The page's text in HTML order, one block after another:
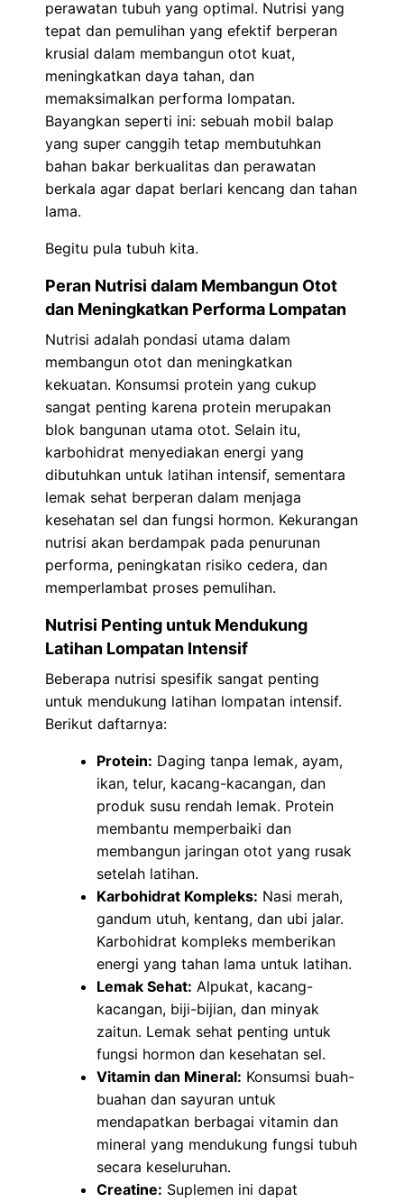
perawatan tubuh yang optimal. Nutrisi yang
tepat dan pemulihan yang efektif berperan
krusial dalam membangun otot kuat,
meningkatkan daya tahan, dan
memaksimalkan performa lompatan.
Bayangkan seperti ini: sebuah mobil balap
yang super canggih tetap membutuhkan
bahan bakar berkualitas dan perawatan
berkala agar dapat berlari kencang dan tahan
lama.
Begitu pula tubuh kita.
Peran Nutrisi dalam Membangun Otot
dan Meningkatkan Performa Lompatan
Nutrisi adalah pondasi utama dalam
membangun otot dan meningkatkan
kekuatan. Konsumsi protein yang cukup
sangat penting karena protein merupakan
blok bangunan utama otot. Selain itu,
karbohidrat menyediakan energi yang
dibutuhkan untuk latihan intensif, sementara
lemak sehat berperan dalam menjaga
kesehatan sel dan fungsi hormon. Kekurangan
nutrisi akan berdampak pada penurunan
performa, peningkatan risiko cedera, dan
memperlambat proses pemulihan.
Nutrisi Penting untuk Mendukung
Latihan Lompatan Intensif
Beberapa nutrisi spesifik sangat penting
untuk mendukung latihan lompatan intensif.
Berikut daftarnya:
Protein: Daging tanpa lemak, ayam,
ikan, telur, kacang-kacangan, dan
produk susu rendah lemak. Protein
membantu memperbaiki dan
membangun jaringan otot yang rusak
setelah latihan.
Karbohidrat Kompleks: Nasi merah,
gandum utuh, kentang, dan ubi jalar.
Karbohidrat kompleks memberikan
energi yang tahan lama untuk latihan.
Lemak Sehat: Alpukat, kacang-
kacangan, biji-bijian, dan minyak
zaitun. Lemak sehat penting untuk
fungsi hormon dan kesehatan sel.
Vitamin dan Mineral: Konsumsi buah-
buahan dan sayuran untuk
mendapatkan berbagai vitamin dan
mineral yang mendukung fungsi tubuh
secara keseluruhan.
Creatine: Suplemen ini dapat